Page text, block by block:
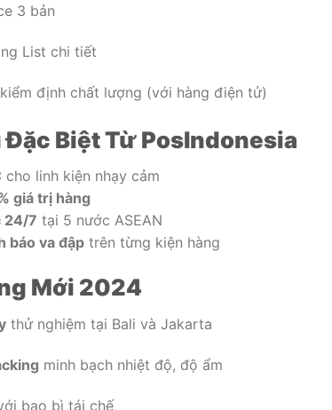
3 bản
List chi tiết
định chất lượng (với hàng điện tử)
Đặc Biệt Từ PosIndonesia
cho linh kiện nhạy cảm
giá trị hàng
24/7 tại 5 nước ASEAN
báo va đập trên từng kiện hàng
Mới 2024
thử nghiệm tại Bali và Jakarta
minh bạch nhiệt độ, độ ẩm
bao bì tái chế